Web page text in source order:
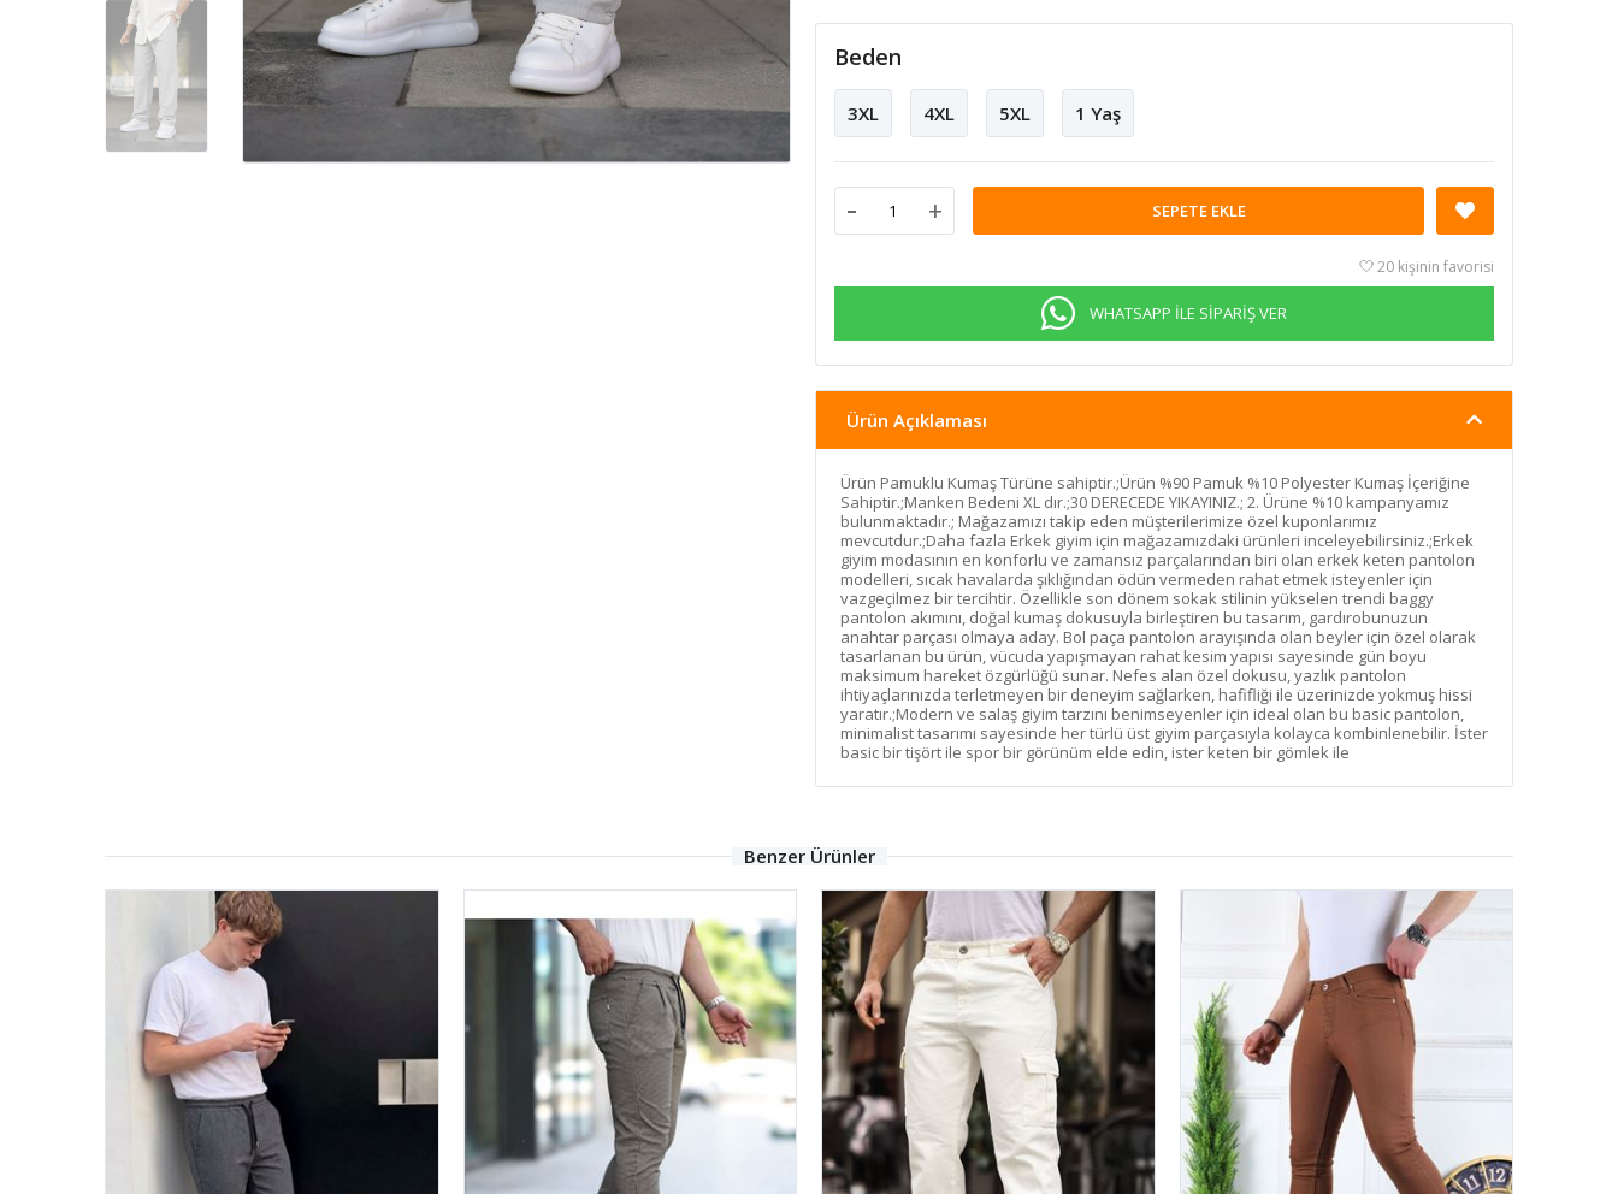
Beden
3XL 4XL 5XL 1 Yaş
- + SEPETE EKLE
20 kişinin favorisi
WHATSAPP İLE SİPARİŞ VER
Ürün Açıklaması
Ürün Pamuklu Kumaş Türüne sahiptir.;Ürün %90 Pamuk %10 Polyester Kumaş İçeriğine
Sahiptir.;Manken Bedeni XL dır.;30 DERECEDE YIKAYINIZ.; 2. Ürüne %10 kampanyamız
bulunmaktadır.; Mağazamızı takip eden müşterilerimize özel kuponlarımız
mevcutdur.;Daha fazla Erkek giyim için mağazamızdaki ürünleri inceleyebilirsiniz.;Erkek
giyim modasının en konforlu ve zamansız parçalarından biri olan erkek keten pantolon
modelleri, sıcak havalarda şıklığından ödün vermeden rahat etmek isteyenler için
vazgeçilmez bir tercihtir. Özellikle son dönem sokak stilinin yükselen trendi baggy
pantolon akımını, doğal kumaş dokusuyla birleştiren bu tasarım, gardırobunuzun
anahtar parçası olmaya aday. Bol paça pantolon arayışında olan beyler için özel olarak
tasarlanan bu ürün, vücuda yapışmayan rahat kesim yapısı sayesinde gün boyu
maksimum hareket özgürlüğü sunar. Nefes alan özel dokusu, yazlık pantolon
ihtiyaçlarınızda terletmeyen bir deneyim sağlarken, hafifliği ile üzerinizde yokmuş hissi
yaratır.;Modern ve salaş giyim tarzını benimseyenler için ideal olan bu basic pantolon,
minimalist tasarımı sayesinde her türlü üst giyim parçasıyla kolayca kombinlenebilir. İster
basic bir tişört ile spor bir görünüm elde edin, ister keten bir gömlek ile
Benzer Ürünler